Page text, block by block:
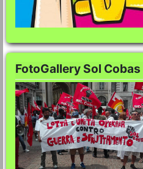
FotoGallery Sol Cobas